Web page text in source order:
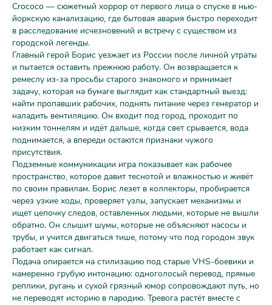
Crococo — сюжетный хоррор от первого лица о спуске в нью-
йоркскую канализацию, где бытовая авария быстро переходит
в расследование исчезновений и встречу с существом из
городской легенды.
Главный герой Борис уезжает из России после личной утраты
и пытается оставить прежнюю работу. Он возвращается к
ремеслу из-за просьбы старого знакомого и принимает
задачу, которая на бумаге выглядит как стандартный выезд:
найти пропавших рабочих, поднять питание через генератор и
наладить вентиляцию. Он входит под город, проходит по
низким тоннелям и идёт дальше, когда свет срывается, вода
поднимается, а впереди остаются признаки чужого
присутствия.
Подземные коммуникации игра показывает как рабочее
пространство, которое давит теснотой и влажностью и живёт
по своим правилам. Борис лезет в коллекторы, пробирается
через узкие ходы, проверяет узлы, запускает механизмы и
ищет цепочку следов, оставленных людьми, которые не вышли
обратно. Он слышит шумы, которые не объясняют насосы и
трубы, и учится двигаться тише, потому что под городом звук
работает как сигнал.
Подача опирается на стилизацию под старые VHS-боевики и
намеренно грубую интонацию: одноголосый перевод, прямые
реплики, ругань и сухой грязный юмор сопровождают путь, но
не переводят историю в пародию. Тревога растёт вместе с